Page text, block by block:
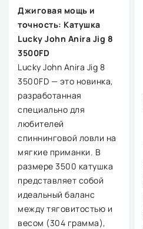
Джиговая мощь и
точность: Катушка
Lucky John Anira Jig 8
3500FD
Lucky John Anira Jig 8
3500FD — это новинка,
разработанная
специально для
любителей
спиннинговой ловли на
мягкие приманки. В
размере 3500 катушка
представляет собой
идеальный баланс
между тяговитостью и
весом (304 грамма),